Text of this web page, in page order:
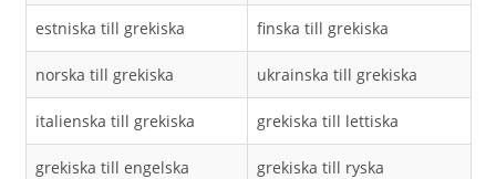
estniska till grekiska finska till grekiska
norska till grekiska ukrainska till grekiska
italienska till grekiska grekiska till lettiska
grekiska till engelska grekiska till ryska